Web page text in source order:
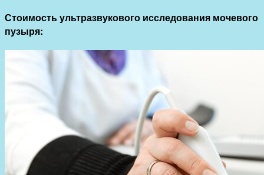
Стоимость ультразвукового исследования мочевого
пузыря: